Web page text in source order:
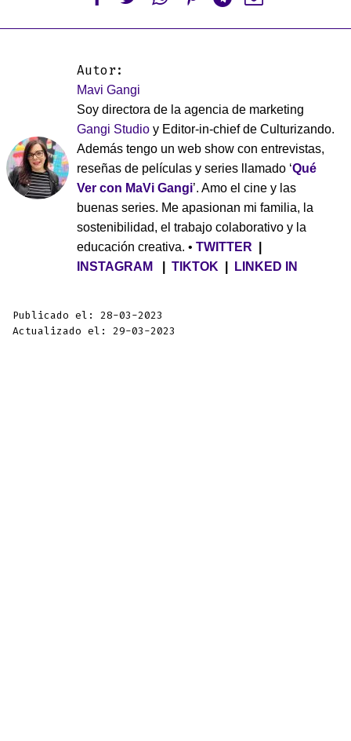
Autor:
Mavi Gangi
Soy directora de la agencia de marketing
Gangi Studio y Editor-in-chief de Culturizando.
Además tengo un web show con entrevistas,
reseñas de películas y series llamado ‘Qué
Ver con MaVi Gangi’. Amo el cine y las
buenas series. Me apasionan mi familia, la
sostenibilidad, el trabajo colaborativo y la
educación creativa. • TWITTER
INSTAGRAM
TIKTOK LINKED IN
Publicado el: 28-03-2023
Actualizado el: 29-03-2023